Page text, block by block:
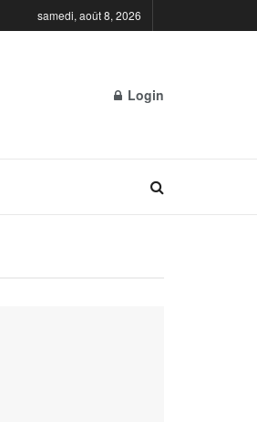
samedi, août 8, 2026
Login